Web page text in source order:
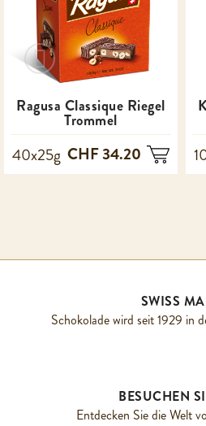
Ragusa Classique Riegel
Trommel
40x25g CHF 34.20
SWISS
Schokolade wird seit 1929 in
BESUCHEN
Entdecken Sie die Welt